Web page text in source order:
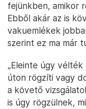
fejünkben, amikor
Ebből akár az is
vakuemlékek
szerint ez ma már
„Eleinte úgy
úton rögzíti vagy
a követő
is úgy rögzülnek,